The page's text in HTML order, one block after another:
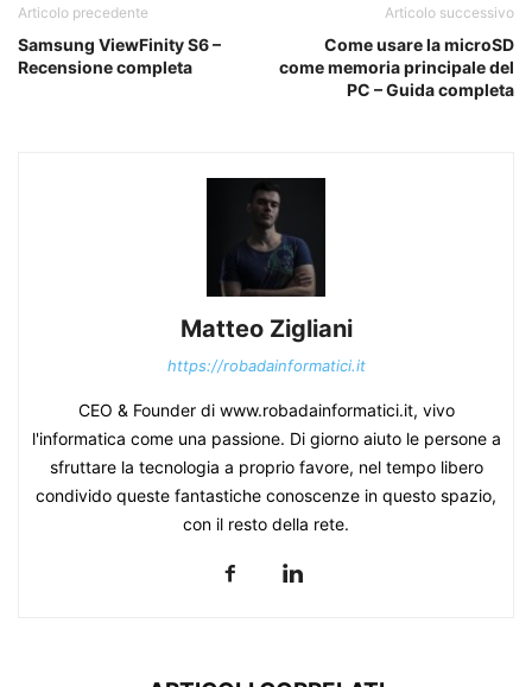
Articolo precedente
Samsung ViewFinity S6 –
Recensione completa
Articolo successivo
Come usare la microSD
come memoria principale del
PC – Guida completa
Matteo Zigliani
https://robadainformatici.it
CEO & Founder di www.robadainformatici.it, vivo
l'informatica come una passione. Di giorno aiuto le persone a
sfruttare la tecnologia a proprio favore, nel tempo libero
condivido queste fantastiche conoscenze in questo spazio,
con il resto della rete.